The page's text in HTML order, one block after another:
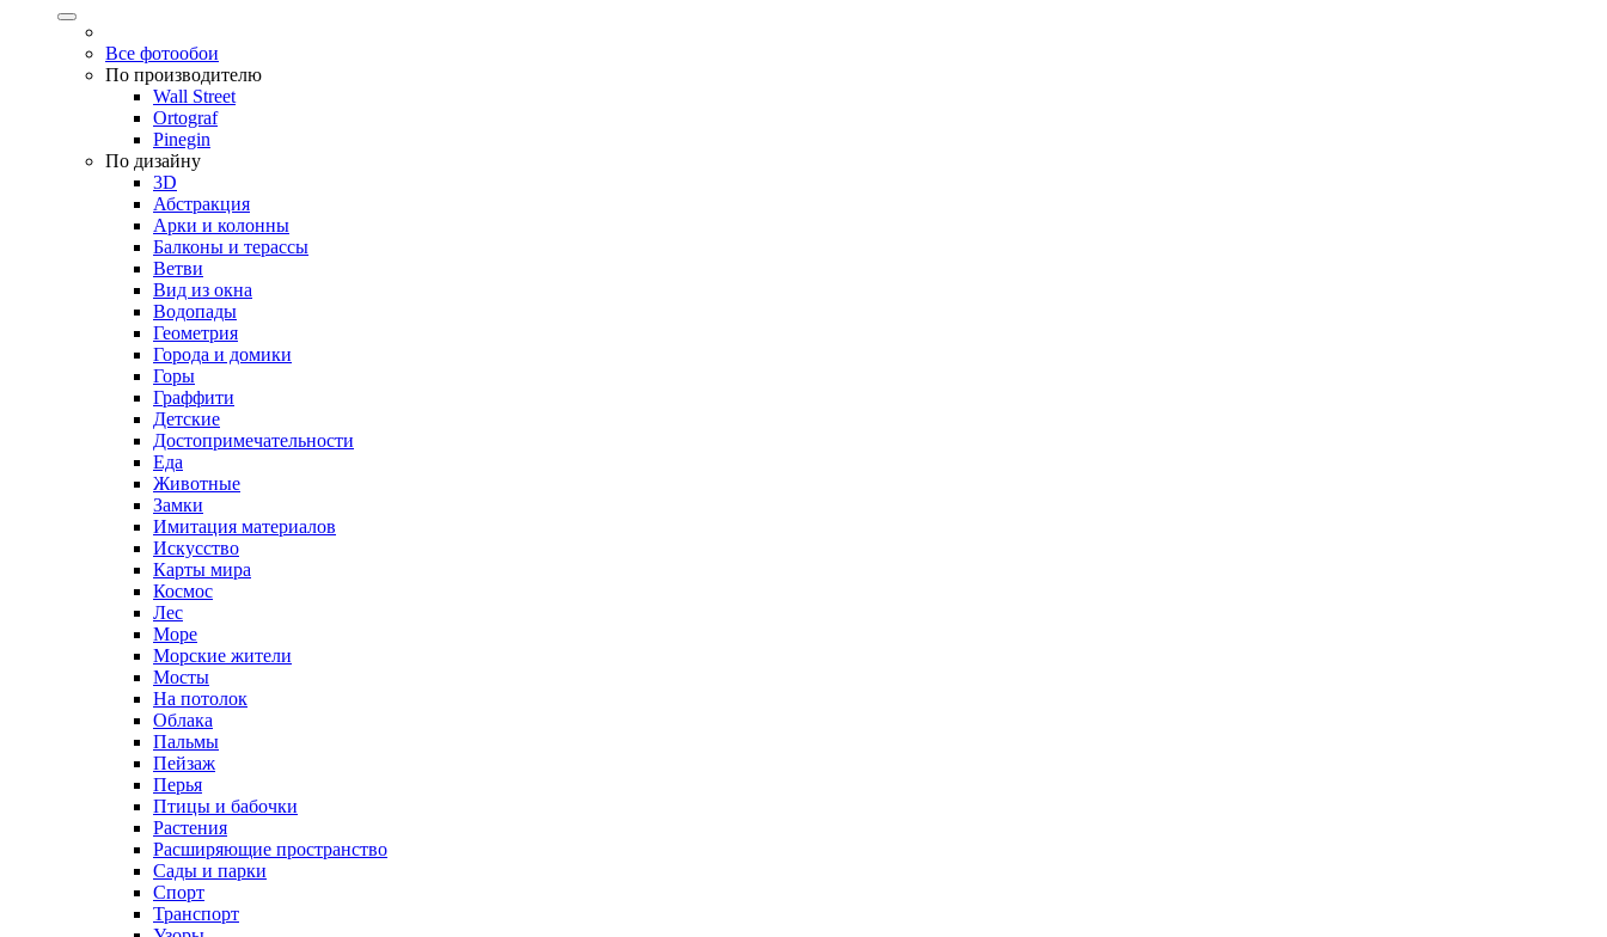
Все фотообои
По производителю
Wall Street
Ortograf
Pinegin
По дизайну
3D
Абстракция
Арки и колонны
Балконы и терассы
Ветви
Вид из окна
Водопады
Геометрия
Города и домики
Горы
Граффити
Детские
Достопримечательности
Еда
Животные
Замки
Имитация материалов
Искусство
Карты мира
Космос
Лес
Море
Морские жители
Мосты
На потолок
Облака
Пальмы
Пейзаж
Перья
Птицы и бабочки
Растения
Расширяющие пространство
Сады и парки
Спорт
Транспорт